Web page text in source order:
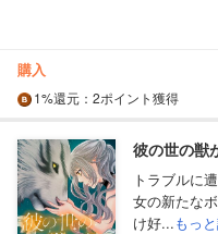
購入
1%還元 ：2ポイント獲得
彼の世の獣
トラブルに
女の新たな
け好...もっ